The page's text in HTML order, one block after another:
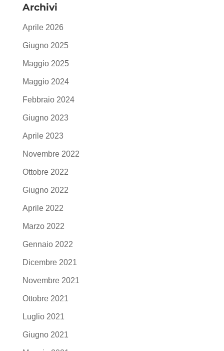
Archivi
Aprile 2026
Giugno 2025
Maggio 2025
Maggio 2024
Febbraio 2024
Giugno 2023
Aprile 2023
Novembre 2022
Ottobre 2022
Giugno 2022
Aprile 2022
Marzo 2022
Gennaio 2022
Dicembre 2021
Novembre 2021
Ottobre 2021
Luglio 2021
Giugno 2021